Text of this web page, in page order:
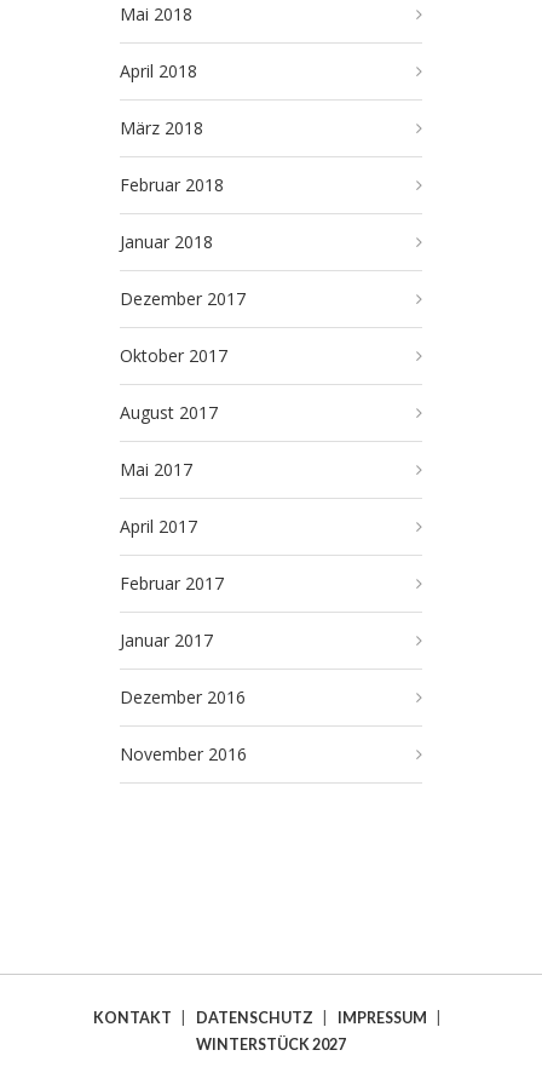
Mai 2018
April 2018
März 2018
Februar 2018
Januar 2018
Dezember 2017
Oktober 2017
August 2017
Mai 2017
April 2017
Februar 2017
Januar 2017
Dezember 2016
November 2016
KONTAKT DATENSCHUTZ IMPRESSUM
WINTERSTÜCK 2027